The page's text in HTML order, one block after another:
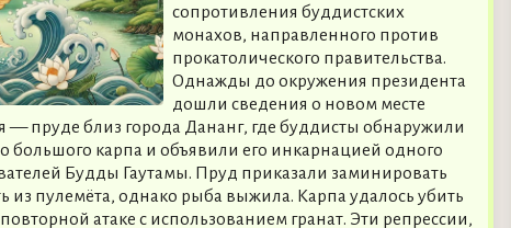
сопротивления буддистских
монахов, направленного против
прокатолического правительства.
Однажды до окружения президента
дошли сведения о новом месте
— пруде близ города Дананг, где буддисты обнаружили
большого карпа и объявили его инкарнацией одного
Будды Гаутамы. Пруд приказали заминировать
из пулемёта, однако рыба выжила. Карпа удалось убить
атаке с использованием гранат. Эти репрессии,